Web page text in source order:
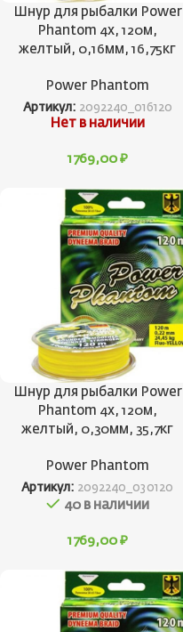
Шнур для рыбалки Power
Phantom 4x, 120м,
желтый, 0,16мм, 16,75кг
Power Phantom
Артикул: 2092240_016120
Нет в наличии
1769,00 ₽
Шнур для рыбалки Power
Phantom 4x, 120м,
желтый, 0,30мм, 35,7кг
Power Phantom
Артикул: 2092240_030120
40 в наличии
1769,00 ₽